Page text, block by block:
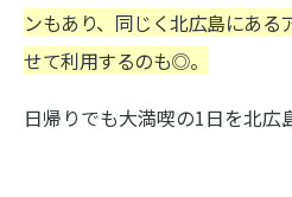
ンもあり、同じく北広島にあ
せて利用するのも◎。
日帰りでも大満喫の1日を北広